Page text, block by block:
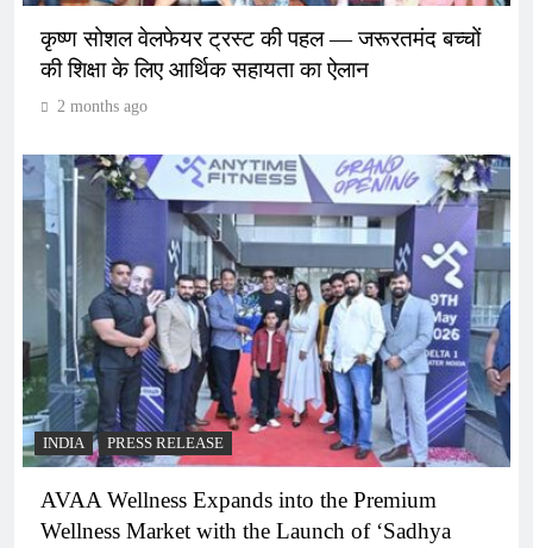
कृष्ण सोशल वेलफेयर ट्रस्ट की पहल — जरूरतमंद बच्चों
की शिक्षा के लिए आर्थिक सहायता का ऐलान
2 months ago
INDIA PRESS RELEASE
AVAA Wellness Expands into the Premium
Wellness Market with the Launch of ‘Sadhya